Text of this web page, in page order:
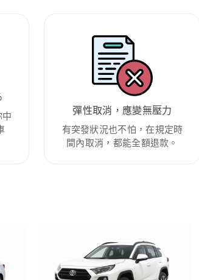
彈性取消，應變無壓力
有突發狀況也不怕，在規定時
間內取消，都能全額退款。